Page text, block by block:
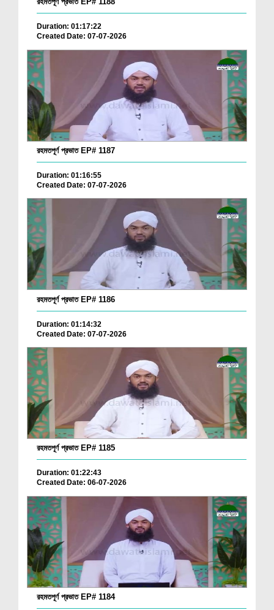
Duration: 01:17:22
Created Date: 07-07-2026
রহমতপূর্ণ প্রভাত EP# 1187
Duration: 01:16:55
Created Date: 07-07-2026
রহমতপূর্ণ প্রভাত EP# 1186
Duration: 01:14:32
Created Date: 07-07-2026
রহমতপূর্ণ প্রভাত EP# 1185
Duration: 01:22:43
Created Date: 06-07-2026
রহমতপূর্ণ প্রভাত EP# 1184